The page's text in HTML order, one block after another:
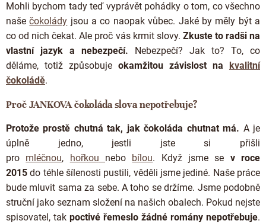
Mohli bychom tady teď vyprávět pohádky o tom, co všechno
naše čokolády jsou a co naopak vůbec. Jaké by měly být a
co od nich čekat. Ale proč vás krmit slovy. Zkuste to radši na
vlastní jazyk a nebezpečí.
Nebezpečí? Jak to? To, co
děláme, totiž způsobuje okamžitou závislost na
kvalitní
čokoládě.
Proč JANKOVA čokoláda slova nepotřebuje?
Protože prostě chutná tak, jak čokoláda chutnat má. A je
úplně jedno, jestli jste si přišli
pro mléčnou, hořkou nebo bílou. Když jsme se v roce
2015 do téhle šílenosti pustili, věděli jsme jediné. Naše práce
bude mluvit sama za sebe. A toho se držíme. Jsme podobně
struční jako seznam složení na našich obalech. Pokud nejste
spisovatel, tak poctivé řemeslo žádné romány nepotřebuje.